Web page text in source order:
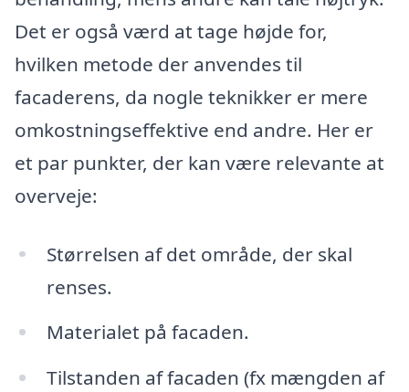
Det er også værd at tage højde for,
hvilken metode der anvendes til
facaderens, da nogle teknikker er mere
omkostningseffektive end andre. Her er
et par punkter, der kan være relevante at
overveje:
Størrelsen af det område, der skal
renses.
Materialet på facaden.
Tilstanden af facaden (fx mængden af